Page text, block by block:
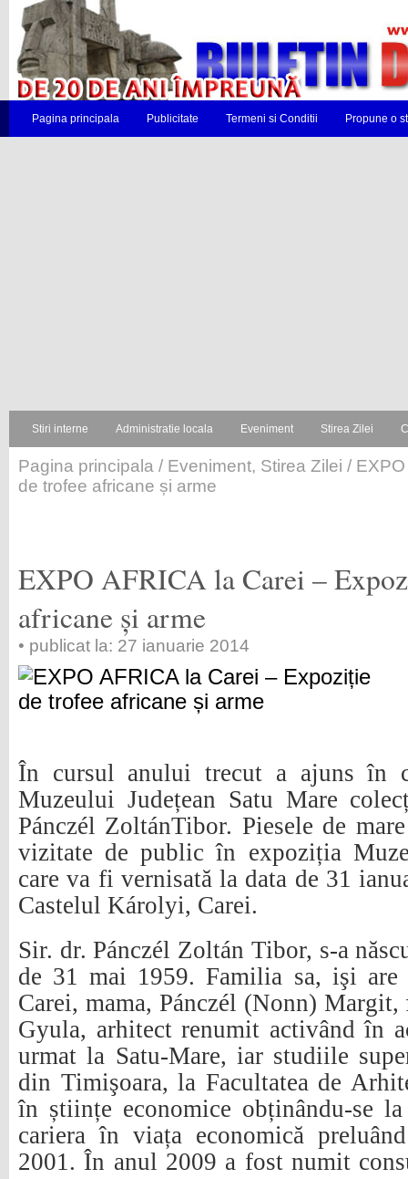
Pagina principala Publicitate Termeni si Conditii Propune o
Stiri interne Administratie locala Eveniment Stirea Zilei
Pagina principala / Eveniment, Stirea Zilei /
de trofee africane și arme
EXPO AFRICA la Carei –
africane și arme
• publicat la: 27 ianuarie 2014
În cursul anului trecut a ajuns în
Muzeului Județean Satu Mare
Pánczél ZoltánTibor. Piesele de
vizitate de public în expoziția
care va fi vernisată la data de 31
Castelul Károlyi, Carei.
Sir. dr. Pánczél Zoltán Tibor, s-a
de 31 mai 1959. Familia sa, işi are
Carei, mama, Pánczél (Nonn)
Gyula, arhitect renumit activând în
urmat la Satu-Mare, iar studiile
din Timişoara, la Facultatea de
în științe economice obținându-se
cariera în viața economică
2001. În anul 2009 a fost numit